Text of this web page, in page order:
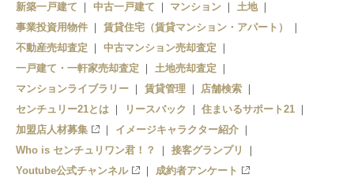
新築一戸建て 中古一戸建て マンション
土地
事業投資用物件
賃貸住宅（賃貸マンション・アパート）
不動産売却査定
中古マンション売却査定
一戸建て・一軒家売却査定
土地売却査定
マンションライブラリー
賃貸管理
店舗検索
センチュリー21とは
リースバック
住まいるサポート21
加盟店人材募集
イメージキャラクター紹介
Who is センチュリワン君！？
接客グランプリ
Youtube公式チャンネル
成約者アンケート